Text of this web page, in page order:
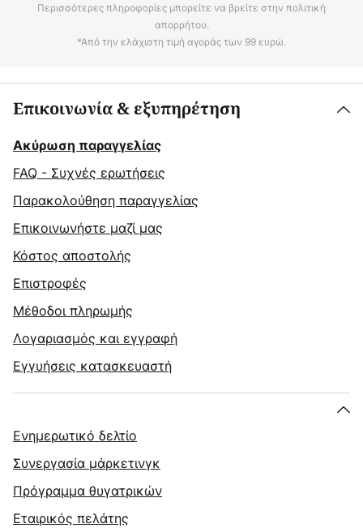
Περισσότερες πληροφορίες μπορείτε να βρείτε στην πολιτική
απορρήτου.
*Από την ελάχιστη τιμή αγοράς των 99 ευρώ.
Επικοινωνία & εξυπηρέτηση
Ακύρωση παραγγελίας
FAQ - Συχνές ερωτήσεις
Παρακολούθηση παραγγελίας
Επικοινωνήστε μαζί μας
Κόστος αποστολής
Επιστροφές
Μέθοδοι πληρωμής
Λογαριασμός και εγγραφή
Εγγυήσεις κατασκευαστή
Ενημερωτικό δελτίο
Συνεργασία μάρκετινγκ
Πρόγραμμα θυγατρικών
Εταιρικός πελάτης